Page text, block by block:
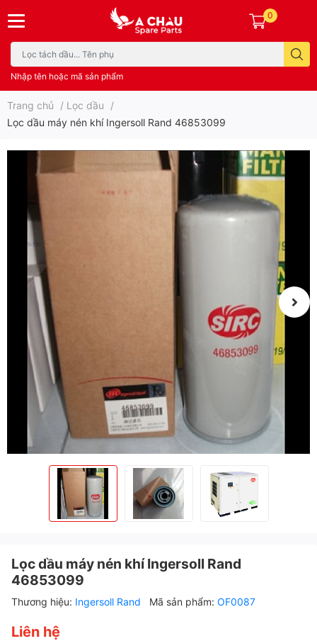
Nhập tên hoặc mã sản phẩm
0
Trang chủ / Lọc dầu
/
Lọc dầu máy nén khí Ingersoll Rand 46853099
Lọc dầu máy nén khí Ingersoll Rand
46853099
Thương hiệu: Ingersoll Rand Mã sản phẩm: OF0087
Liên hệ